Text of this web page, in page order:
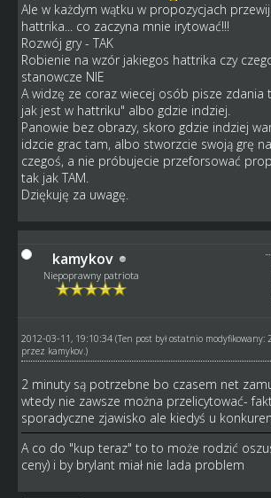
Ale w każdym wątku w propozycjach
hattrika... co zaczyna mnie irytować!!!
Rozwój gry - TAK
Robienie na wzór jakiegos hattrika czy
stanowcze NIE
A widzę ze coraz wiecej osób pisze zdania
jak jest w hattriku" albo gdzie indziej.
Panowie bez obrazy, skoro gdzie indziej
idzcie grac tam, albo stworzcie swoją grę
czegoś, a nie próbujecie przeforsować
tak jak TAM.
Dziękuję za uwagę.
kamykov
Niepoprawny patriota
2012-03-11, 19:10:34 (Ten post był ostatnio modyfikowany:
przez kamykov.)
2 minuty są potrzebne bo czasem net
wtedy nie zawsze można przelicytować-
sporadyczne zjawisko ale kiedyś u
A co do "kup teraz" to to może rodzić
ceny) i by brylant miał nie lada problem